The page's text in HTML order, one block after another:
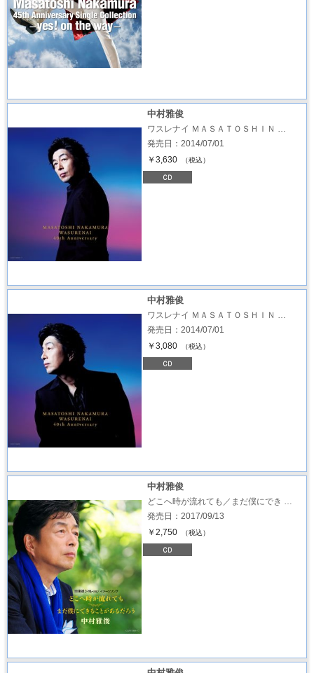
中村雅俊
ワスレナイ ＭＡＳＡＴＯＳＨＩＮ …
発売日：2014/07/01
￥3,630
（税込）
中村雅俊
ワスレナイ ＭＡＳＡＴＯＳＨＩＮ …
発売日：2014/07/01
￥3,080
（税込）
中村雅俊
どこへ時が流れても／まだ僕にでき …
発売日：2017/09/13
￥2,750
（税込）